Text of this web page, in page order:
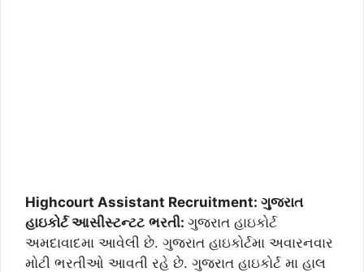
Highcourt Assistant Recruitment: ગુજરાત
હાઇકોર્ટ આસીસ્ટન્ટટ ભરતી: ગુજરાત હાઇકોર્ટ
અમદાવાદમા આવેલી છે. ગુજરાત હાઇકોર્ટમા અવારનવાર
મોટી ભરતીઓ આવતી રહે છે. ગુજરાત હાઇકોર્ટ મા હાલ